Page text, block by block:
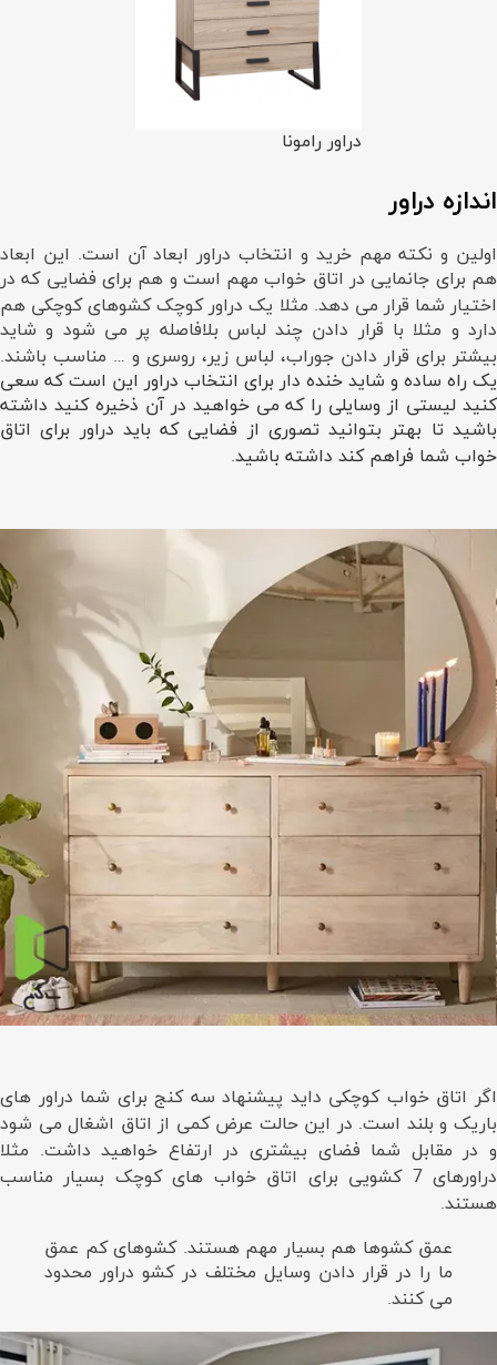
دراور رامونا
اندازه دراور
اولین و نکته مهم خرید و انتخاب دراور ابعاد آن است. این ابعاد
هم برای جانمایی در اتاق خواب مهم است و هم برای فضایی که در
اختیار شما قرار می دهد. مثلا یک دراور کوچک کشوهای کوچکی هم
دارد و مثلا با قرار دادن چند لباس بلافاصله پر می شود و شاید
بیشتر برای قرار دادن جوراب، لباس زیر، روسری و … مناسب باشند.
یک راه ساده و شاید خنده دار برای انتخاب دراور این است که سعی
کنید لیستی از وسایلی را که می خواهید در آن ذخیره کنید داشته
باشید تا بهتر بتوانید تصوری از فضایی که باید دراور برای اتاق
خواب شما فراهم کند داشته باشید.
اگر اتاق خواب کوچکی داید پیشنهاد سه کنج برای شما دراور های
باریک و بلند است. در این حالت عرض کمی از اتاق اشغال می شود
و در مقابل شما فضای بیشتری در ارتفاع خواهید داشت. مثلا
دراورهای 7 کشویی برای اتاق خواب های کوچک بسیار مناسب
هستند.
عمق کشوها هم بسیار مهم هستند. کشوهای کم عمق
ما را در قرار دادن وسایل مختلف در کشو دراور محدود
می کنند.